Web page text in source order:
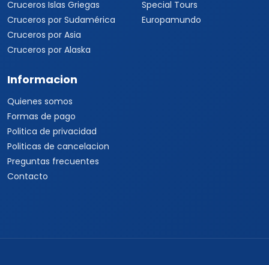
Cruceros Islas Griegas
Cruceros por Sudamérica
Cruceros por Asia
Cruceros por Alaska
Special Tours
Europamundo
Informacion
Quienes somos
Formas de pago
Politica de privacidad
Politicas de cancelacion
Preguntas frecuentes
Contacto